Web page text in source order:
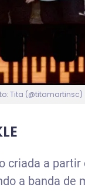
Tita (@titamartinsc)
criada a partir
a banda de